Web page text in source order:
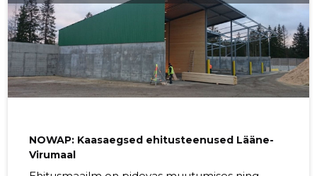
pakutavad teenused hõlmavad kõike alates hoonete
projekteerimisest kuni valmis ehitise üleandmiseni. Kas
teile meeldiks, kui teil
NOWAP: Kaasaegsed ehitusteenused Lääne-
Virumaal